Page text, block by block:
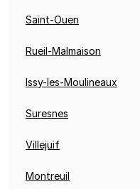
Saint-Ouen
Rueil-Malmaison
Issy-les-Moulineaux
Suresnes
Villejuif
Montreuil